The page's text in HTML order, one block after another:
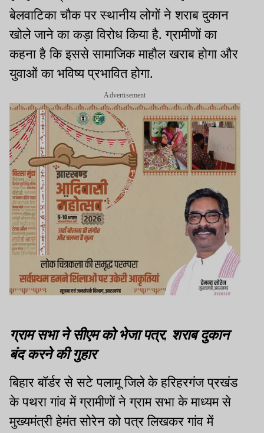
बेलवाटिका चौक पर स्थानीय लोगों ने शराब दुकान
खोले जाने का कड़ा विरोध किया है. ग्रामीणों का
कहना है कि इससे सामाजिक माहौल खराब होगा और
युवाओं का भविष्य प्रभावित होगा.
Advertisement
ग्राम सभा ने सीएम को भेजा पत्र, शराब दुकान
बंद करने की गुहार
बिहार बॉर्डर से सटे पलामू जिले के हरिहरगंज प्रखंड
के पथरा गांव में ग्रामीणों ने ग्राम सभा के माध्यम से
मुख्यमंत्री हेमंत सोरेन को पत्र लिखकर गांव में